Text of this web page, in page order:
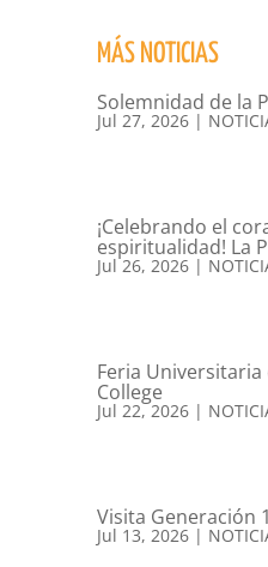
MÁS NOTICIAS
Solemnidad de la
Jul 27, 2026|
¡Celebrando el
espiritualidad! La
Jul 26, 2026|
Feria Universitaria
College
Jul 22, 2026|
Visita Generación
Jul 13, 2026|